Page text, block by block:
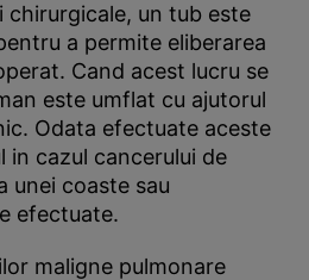
chirurgicale, un tub este
a permite eliberarea
Cand acest lucru se
este umflat cu ajutorul
Odata efectuate aceste
in cazul cancerului de
unei coaste sau
efectuate.
maligne pulmonare